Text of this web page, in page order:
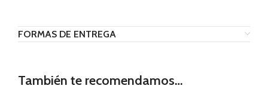
FORMAS DE ENTREGA
También te recomendamos…